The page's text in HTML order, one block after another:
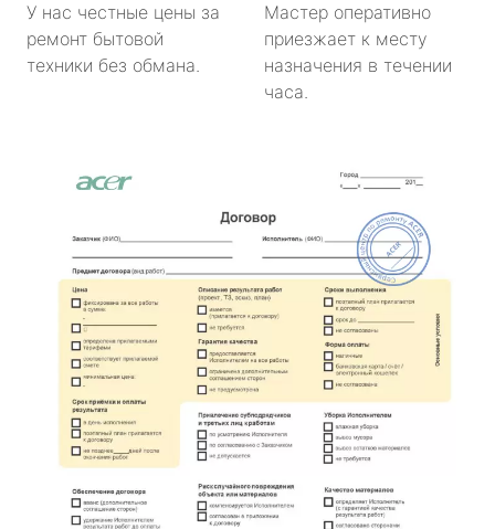
У нас честные цены за
ремонт бытовой
техники без обмана.
Мастер оперативно
приезжает к месту
назначения в течении
часа.